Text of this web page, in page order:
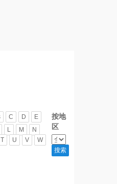
C D
E
L M
N
T U V
W
按地
区